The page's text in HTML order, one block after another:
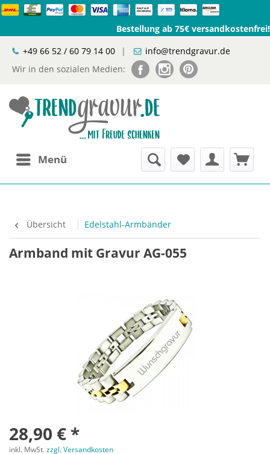
Bestellung ab 75€ versandkostenfrei!
+49 66 52 / 60 79 14 00
|
info@trendgravur.de
Wir in den sozialen Medien:
Menü
Übersicht Edelstahl-Armbänder
Armband mit Gravur AG-055
28,90 € *
inkl. MwSt.zzgl. Versandkosten